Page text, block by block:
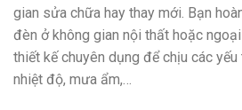
gian sửa chữa hay thay mới. Bạn
đèn ở không gian nội thất hoặc
thiết kế chuyên dụng để chịu các
nhiệt độ, mưa ẩm,…